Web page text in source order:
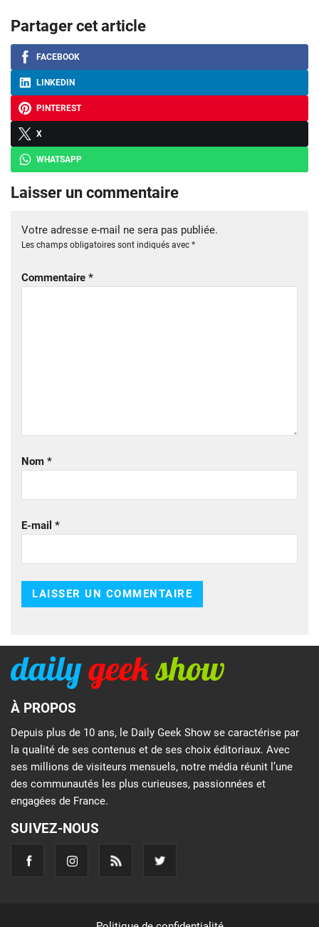
Partager cet article
FACEBOOK
LINKEDIN
PINTEREST
X
WHATSAPP
Laisser un commentaire
Votre adresse e-mail ne sera pas publiée.
Les champs obligatoires sont indiqués avec *
Commentaire *
Nom *
E-mail *
À PROPOS
Depuis plus de 10 ans, le Daily Geek Show se caractérise par
la qualité de ses contenus et de ses choix éditoriaux. Avec
ses millions de visiteurs mensuels, notre média réunit l’une
des communautés les plus curieuses, passionnées et
engagées de France.
SUIVEZ-NOUS